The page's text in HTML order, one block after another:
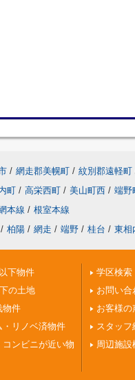
/ 網走郡美幌町 / 紋別郡遠軽町
町 / 高栄西町 / 美山町西 / 端野
本線 / 根室本線
/ 柏陽 / 網走 / 端野 / 桂台 / 東相
下物件
の土地
物件
・リノベ済物件
コンビニが近い物
学区検索
お問い合
お客様の
スタッフ
周辺施設